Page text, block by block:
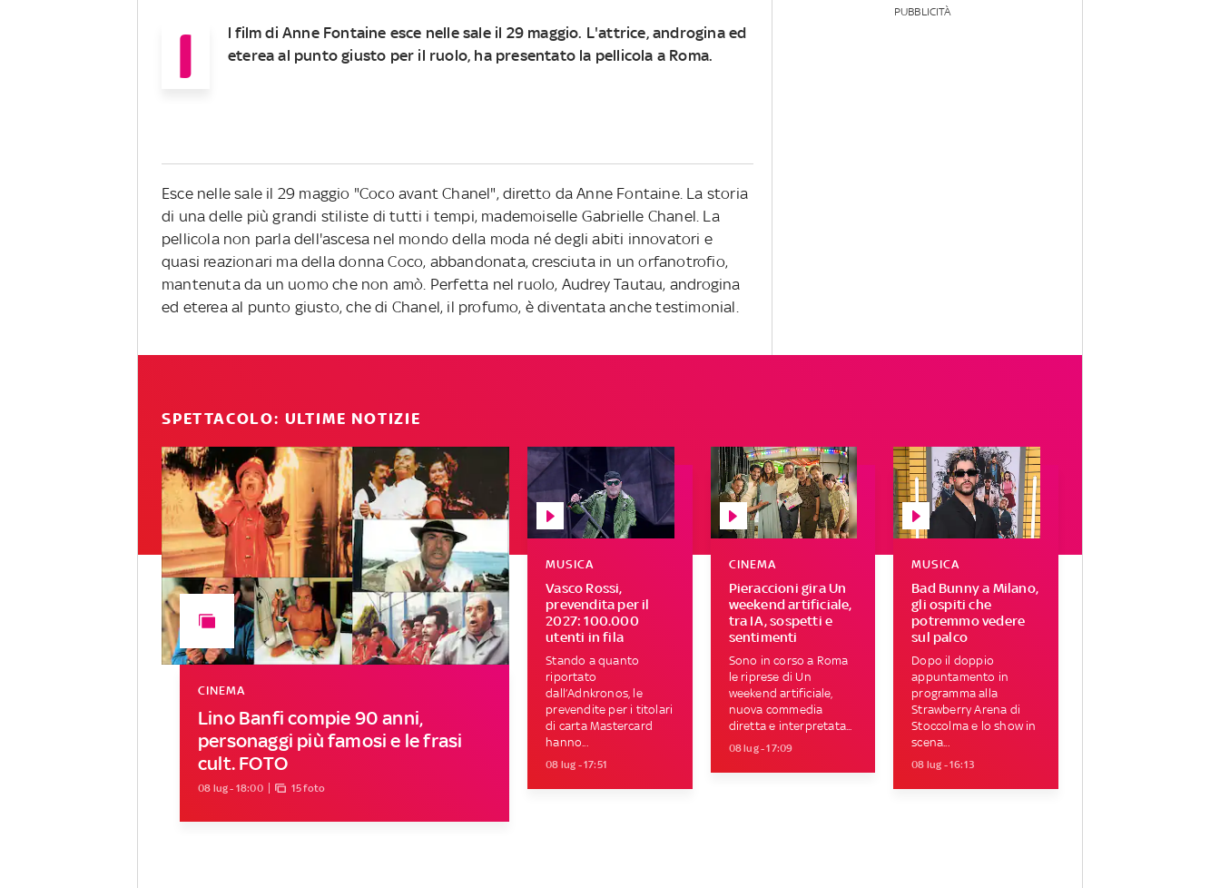
I
l film di Anne Fontaine esce nelle sale il 29 maggio. L'attrice, androgina ed
eterea al punto giusto per il ruolo, ha presentato la pellicola a Roma.
Esce nelle sale il 29 maggio "Coco avant Chanel", diretto da Anne Fontaine. La storia
di una delle più grandi stiliste di tutti i tempi, mademoiselle Gabrielle Chanel. La
pellicola non parla dell'ascesa nel mondo della moda né degli abiti innovatori e
quasi reazionari ma della donna Coco, abbandonata, cresciuta in un orfanotrofio,
mantenuta da un uomo che non amò. Perfetta nel ruolo, Audrey Tautau, androgina
ed eterea al punto giusto, che di Chanel, il profumo, è diventata anche testimonial.
PUBBLICITÀ
SPETTACOLO: ULTIME NOTIZIE
Lino Banfi compie 90 anni,
personaggi più famosi e le frasi
cult. FOTO
CINEMA
08 lug - 18:00 15 foto
Vasco Rossi,
prevendita per il
2027: 100.000
utenti in fila
MUSICA
Stando a quanto
riportato
dall’Adnkronos, le
prevendite per i titolari
di carta Mastercard
hanno...
08 lug - 17:51
Pieraccioni gira Un
weekend artificiale,
tra IA, sospetti e
sentimenti
CINEMA
Sono in corso a Roma
le riprese di Un
weekend artificiale,
nuova commedia
diretta e interpretata...
08 lug - 17:09
Bad Bunny a Milano,
gli ospiti che
potremmo vedere
sul palco
MUSICA
Dopo il doppio
appuntamento in
programma alla
Strawberry Arena di
Stoccolma e lo show in
scena...
08 lug - 16:13